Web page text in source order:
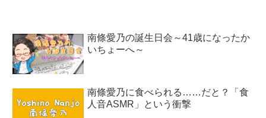
南條愛乃の誕生日会～41歳になったか
いちょーへ～
南條愛乃に食べられる……だと？「食
人音ASMR」という衝撃